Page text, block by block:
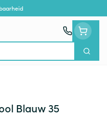
Zoek
Blauw 35